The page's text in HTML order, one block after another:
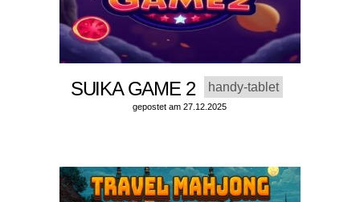
SUIKA GAME 2 handy-tablet
gepostet am 27.12.2025